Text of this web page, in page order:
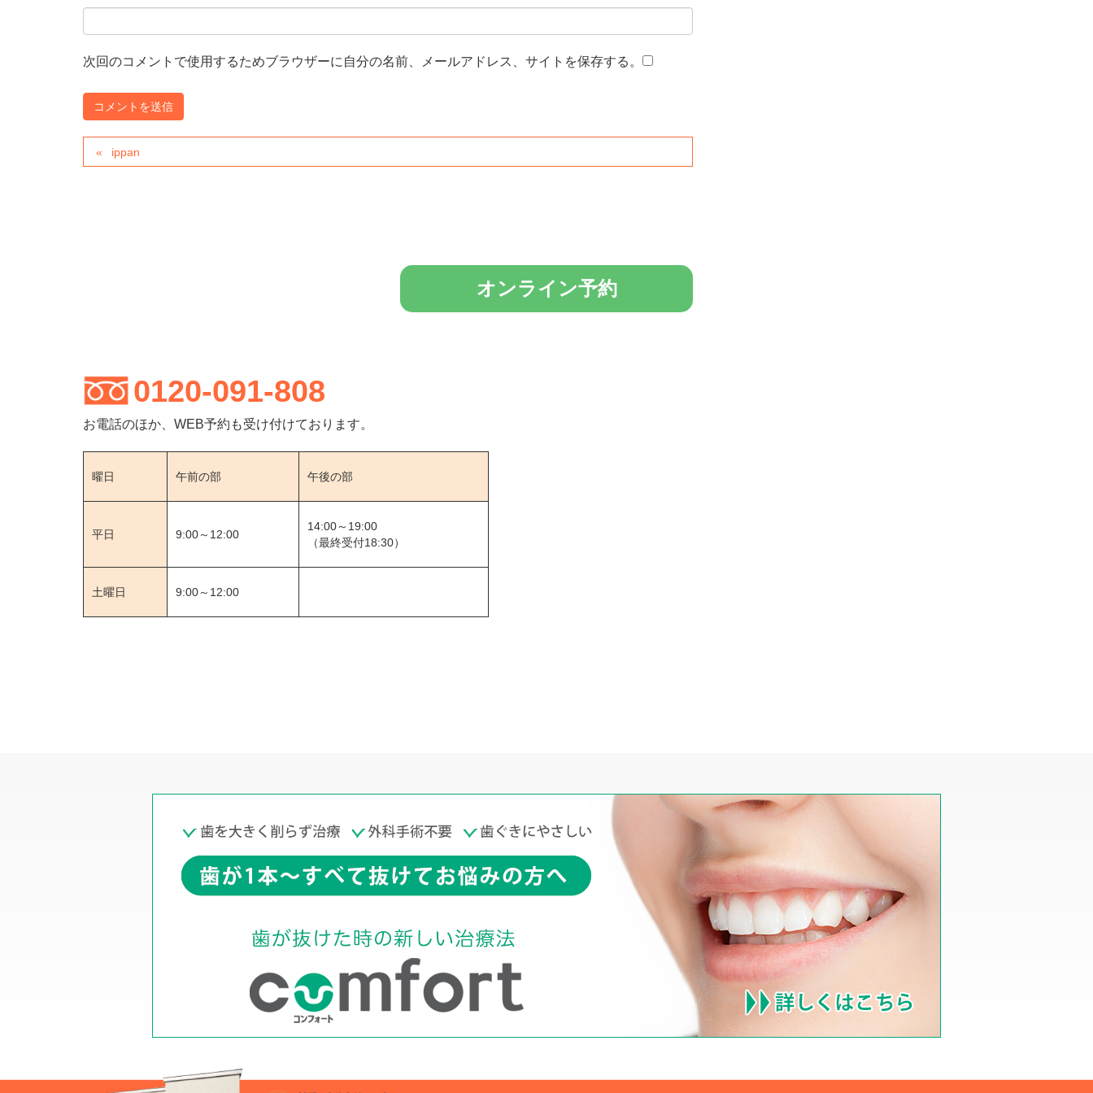
次回のコメントで使用するためブラウザーに自分の名前、メールアドレス、サイトを保存する。
ippan
オンライン予約
0120-091-808
お電話のほか、WEB予約も受け付けております。
曜日 午前の部 午後の部
平日 9:00～12:00
14:00～19:00
（最終受付18:30）
土曜日 9:00～12:00